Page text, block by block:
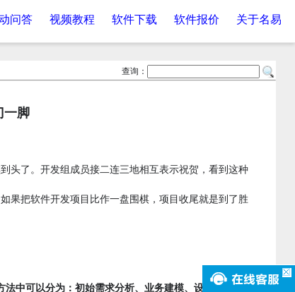
问答 视频教程 软件下载 软件报价 关于名易
查询：
一脚
头了。开发组成员接二连三地相互表示祝贺，看到这种
果把软件开发项目比作一盘围棋，项目收尾就是到了胜
中可以分为：初始需求分析、业务建模、设计阶段、编